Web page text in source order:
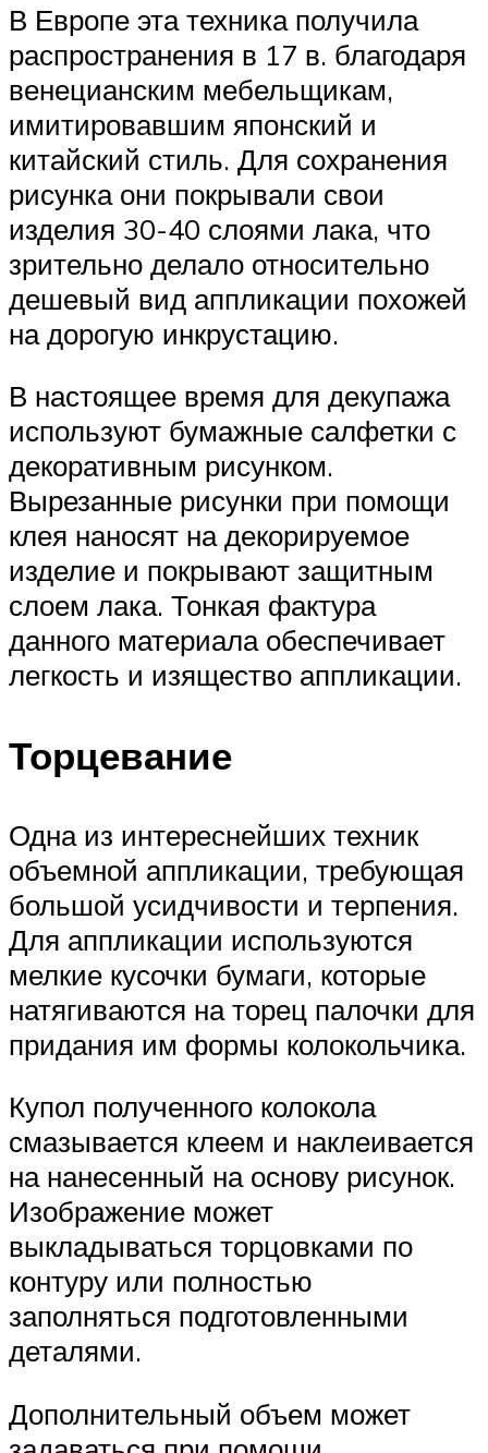
В Европе эта техника получила
распространения в 17 в. благодаря
венецианским мебельщикам,
имитировавшим японский и
китайский стиль. Для сохранения
рисунка они покрывали свои
изделия 30-40 слоями лака, что
зрительно делало относительно
дешевый вид аппликации похожей
на дорогую инкрустацию.
В настоящее время для декупажа
используют бумажные салфетки с
декоративным рисунком.
Вырезанные рисунки при помощи
клея наносят на декорируемое
изделие и покрывают защитным
слоем лака. Тонкая фактура
данного материала обеспечивает
легкость и изящество аппликации.
Торцевание
Одна из интереснейших техник
объемной аппликации, требующая
большой усидчивости и терпения.
Для аппликации используются
мелкие кусочки бумаги, которые
натягиваются на торец палочки для
придания им формы колокольчика.
Купол полученного колокола
смазывается клеем и наклеивается
на нанесенный на основу рисунок.
Изображение может
выкладываться торцовками по
контуру или полностью
заполняться подготовленными
деталями.
Дополнительный объем может